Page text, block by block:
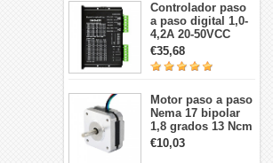
Controlador paso
a paso digital 1,0-
4,2A 20-50VCC
para motor paso a
paso Nema 17, 23,
24
€35,68
Motor paso a paso
Nema 17 bipolar
1,8 grados 13 Ncm
1A 3,5 V
42x42x20mm 4
€10,03